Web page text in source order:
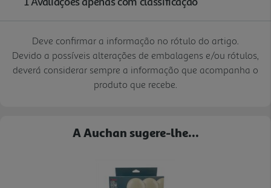
Deve confirmar a informação no rótulo do artigo.
Devido a possíveis alterações de embalagens e/ou rótulos,
deverá considerar sempre a informação que acompanha o
produto que recebe.
A Auchan sugere-lhe...